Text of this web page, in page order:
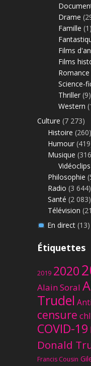
Drame
Famille (1)
Films
Films
Romance
Science-
Thriller (9)
Western
Culture (7 273)
Histoire (260)
Humour
Musique
Vidéoclips
Philosophie
Radio (3 644)
Santé (2 083)
Télévision
En direct(13)
Étiquettes
2019 2020
Alain Soral
Trudel
censure
COVID-19
Donald
Francis Cousin